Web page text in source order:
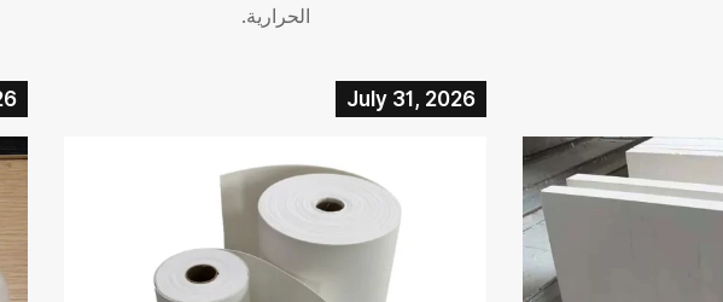
الحرارية.
July 31, 2026